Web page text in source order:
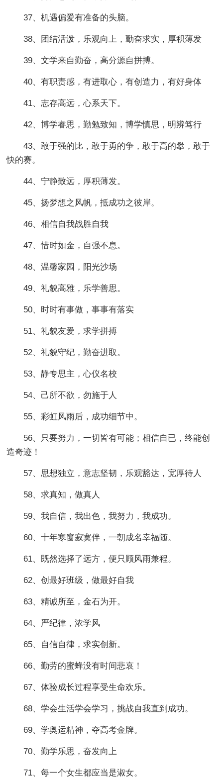
37、机遇偏爱有准备的头脑。
38、团结活泼，乐观向上，勤奋求实，厚积薄发
39、文学来自勤奋，高分源自拼搏。
40、有职责感，有进取心，有创造力，有好身体
41、志存高远，心系天下。
42、博学睿思，勤勉致知，博学慎思，明辨笃行
43、敢于强的比，敢于勇的争，敢于高的攀，敢于
快的赛。
44、宁静致远，厚积薄发。
45、扬梦想之风帆，抵成功之彼岸。
46、相信自我战胜自我
47、惜时如金，自强不息。
48、温馨家园，阳光沙场
49、礼貌高雅，乐学善思。
50、时时有事做，事事有落实
51、礼貌友爱，求学拼搏
52、礼貌守纪，勤奋进取。
53、静专思主，心仪名校
54、己所不欲，勿施于人
55、彩虹风雨后，成功细节中。
56、只要努力，一切皆有可能；相信自已，终能创
造奇迹！
57、思想独立，意志坚韧，乐观豁达，宽厚待人
58、求真知，做真人
59、我自信，我出色，我努力，我成功。
60、十年寒窗寂寞伴，一朝成名幸福随。
61、既然选择了远方，便只顾风雨兼程。
62、创最好班级，做最好自我
63、精诚所至，金石为开。
64、严纪律，浓学风
65、自信自律，求实创新。
66、勤劳的蜜蜂没有时间悲哀！
67、体验成长过程享受生命欢乐。
68、学会生活学会学习，挑战自我直到成功。
69、学奥运精神，夺高考金牌。
70、勤学乐思，奋发向上
71、每一个女生都应当是淑女。